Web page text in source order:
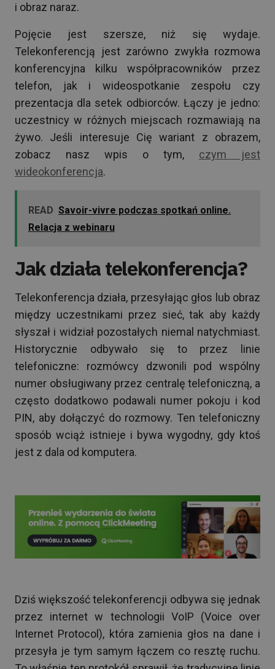
i obraz naraz.
Pojęcie jest szersze, niż się wydaje.
Telekonferencją jest zarówno zwykła rozmowa
konferencyjna kilku współpracowników przez
telefon, jak i wideospotkanie zespołu czy
prezentacja dla setek odbiorców. Łączy je jedno:
uczestnicy w różnych miejscach rozmawiają na
żywo. Jeśli interesuje Cię wariant z obrazem,
zobacz nasz wpis o tym, czym jest
wideokonferencja.
READ Savoir-vivre podczas spotkań online.
Relacja z webinaru
Jak działa telekonferencja?
Telekonferencja działa, przesyłając głos lub obraz
między uczestnikami przez sieć, tak aby każdy
słyszał i widział pozostałych niemal natychmiast.
Historycznie odbywało się to przez linie
telefoniczne: rozmówcy dzwonili pod wspólny
numer obsługiwany przez centralę telefoniczną, a
często dodatkowo podawali numer pokoju i kod
PIN, aby dołączyć do rozmowy. Ten telefoniczny
sposób wciąż istnieje i bywa wygodny, gdy ktoś
jest z dala od komputera.
Dziś większość telekonferencji odbywa się jednak
przez internet w technologii VoIP (Voice over
Internet Protocol), która zamienia głos na dane i
przesyła je tym samym łączem co resztę ruchu.